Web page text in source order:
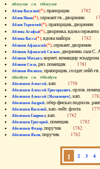
Аблеухов см. Облеухов
Аблов Василий(*), прапорщик 1782
Аблов Иван(*), сержант гв., дворянин
Аблов Терентий(*), прапорщик,
Аблова Агафья(*), дворянка, вдова
Аблова Васса(*), вдова майора 1782
Аблязов Афанасий(*), сержант, дворянин
Аблязов Афанасий Силыч, дворянин, сын
Аблязов Михаил, корнет, командир
Аблязов Сила, ряз. помещик 1781
Аблязов Филипп, прапорщик, солдат
Аболдуев см. Оболдуев
Аболешев Алексей, кап. 1758
Аболешев Алексей Григорьевич, орлов.
Аболешев Алексей [Яковлевич], кап.
Аболешев Андрей, обер-фискал подполк.
Аболешев Василий, кап.-лейт. флота
Аболешев Гавриил, кап. 1782
Аболешев Григорий, помещик 1782
Аболешев Федор, поручик 1782
Аболешев Яков, поручик 1782
1 2 3 4